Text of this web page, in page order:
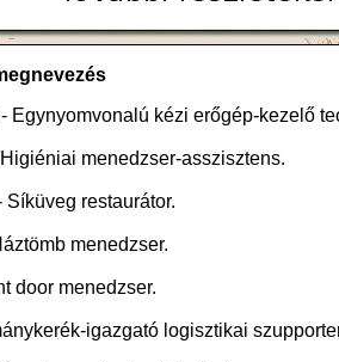
Egynyomvonalú kézi erőgép-kezelő
menedzser-asszisztens.
Síküveg restaurátor.
menedzser.
door menedzser.
igazgató logisztikai